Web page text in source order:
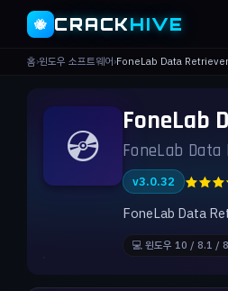
🐝 CRACKHIVE
홈›윈도우 소프트웨어›FoneLab Data Retriever
💿 FoneLab
FoneLab Data
v3.0.32
FoneLab Data
💻 윈도우 10 / 8.1 /